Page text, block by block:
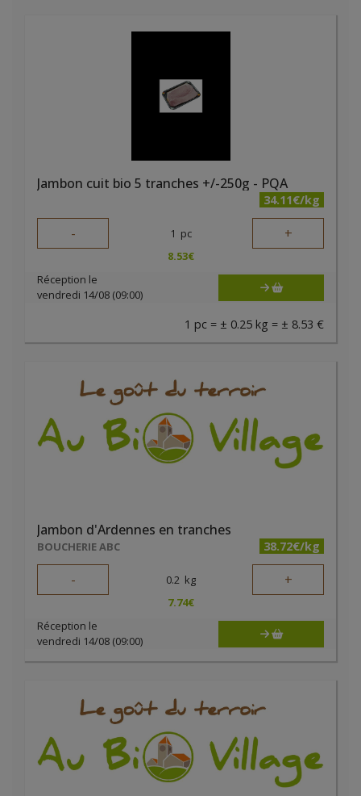
Jambon cuit bio 5 tranches +/-250g - PQA
34.11€/kg
- 1 pc +
8.53€
Réception le
vendredi 14/08 (09:00)
1 pc = ± 0.25 kg = ± 8.53 €
Jambon d'Ardennes en tranches
BOUCHERIE ABC 38.72€/kg
- 0.2 kg +
7.74€
Réception le
vendredi 14/08 (09:00)